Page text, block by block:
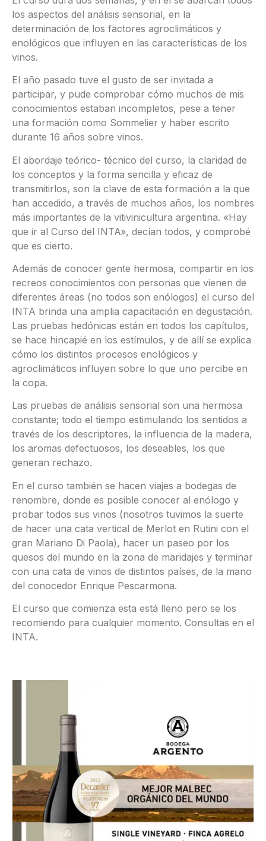
los aspectos del análisis sensorial, en la
determinación de los factores agroclimáticos y
enológicos que influyen en las características de los
vinos.
El año pasado tuve el gusto de ser invitada a
participar, y pude comprobar cómo muchos de mis
conocimientos estaban incompletos, pese a tener
una formación como Sommelier y haber escrito
durante 16 años sobre vinos.
El abordaje teórico- técnico del curso, la claridad de
los conceptos y la forma sencilla y eficaz de
transmitirlos, son la clave de esta formación a la que
han accedido, a través de muchos años, los nombres
más importantes de la vitivinicultura argentina. «Hay
que ir al Curso del INTA», decían todos, y comprobé
que es cierto.
Además de conocer gente hermosa, compartir en los
recreos conocimientos con personas que vienen de
diferentes áreas (no todos son enólogos) el curso del
INTA brinda una amplia capacitación en degustación.
Las pruebas hedónicas están en todos los capítulos,
se hace hincapié en los estímulos, y de allí se explica
cómo los distintos procesos enológicos y
agroclimáticos influyen sobre lo que uno percibe en
la copa.
Las pruebas de análisis sensorial son una hermosa
constante; todo el tiempo estimulando los sentidos a
través de los descriptores, la influencia de la madera,
los aromas defectuosos, los deseables, los que
generan rechazo.
En el curso también se hacen viajes a bodegas de
renombre, donde es posible conocer al enólogo y
probar todos sus vinos (nosotros tuvimos la suerte
de hacer una cata vertical de Merlot en Rutini con el
gran Mariano Di Paola), hacer un paseo por los
quesos del mundo en la zona de maridajes y terminar
con una cata de vinos de distintos países, de la mano
del conocedor Enrique Pescarmona.
El curso que comienza esta está lleno pero se los
recomiendo para cualquier momento. Consultas en el
INTA.